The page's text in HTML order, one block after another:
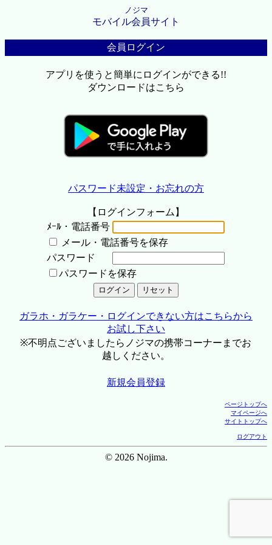
ノジマ
モバイル会員サイト
会員ログイン
アプリを使うと簡単にログインができる!!
ダウンロードはこちら
パスワード未設定・お忘れの方
【ログインフォーム】
ﾒｰﾙ・電話番号
メール・電話番号を保存
パスワード
パスワードを保存
ガラホ・ガラケー・ログインできない方はこちらから
お試し下さい
※不明点ございましたらノジマの携帯コーナーまでお
越しください。
新規会員登録
ページトップへ
マイページへ
サイトトップへ
ログアウト
© 2026 Nojima.